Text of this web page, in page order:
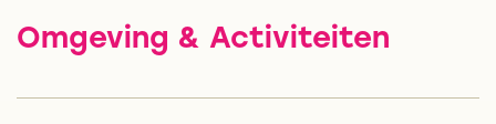
Omgeving & Activiteiten